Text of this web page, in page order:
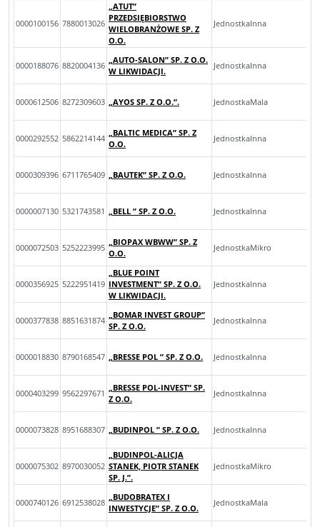
0000100156 7880013026
„ATUT”
PRZEDSIĘBIORSTWO
WIELOBRANŻOWE SP. Z
O.O.
JednostkaInna
0000188076 8820004136
„AUTO-SALON” SP. Z O.O.
W LIKWIDACJI.
JednostkaInna
0000612506 8272309603 „AYOS SP. Z O.O.”. JednostkaMala
0000292552 5862214144
„BALTIC MEDICA” SP. Z
O.O.
JednostkaInna
0000309396 6711765409 „BAUTEK” SP. Z O.O. JednostkaInna
0000007130 5321743581 „BELL ” SP. Z O.O. JednostkaInna
0000072503 5252223995
„BIOPAX WBWW” SP. Z
O.O.
JednostkaMikro
0000356925 5222951419
„BLUE POINT
INVESTMENT” SP. Z O.O.
W LIKWIDACJI.
JednostkaInna
0000377838 8851631874
„BOMAR INVEST GROUP”
SP. Z O.O.
JednostkaInna
0000018830 8790168547 „BRESSE POL ” SP. Z O.O. JednostkaInna
0000403299 9562297671
„BRESSE POL-INVEST” SP.
Z O.O.
JednostkaInna
0000073828 8951688307 „BUDINPOL ” SP. Z O.O. JednostkaInna
0000075302 8970030052
„BUDINPOL-ALICJA
STANEK, PIOTR STANEK
SP. J.”.
JednostkaMikro
0000740126 6912538028
„BUDOBRATEX I
INWESTYCJE” SP. Z O.O.
JednostkaMala